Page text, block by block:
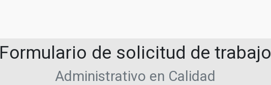
Formulario de solicitud de trabajo
Administrativo en Calidad